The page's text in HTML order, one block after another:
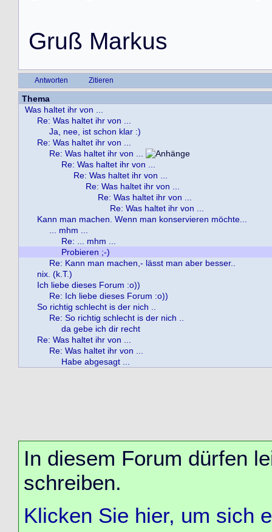
Gruß Markus
Antworten Zitieren
Thema
Was haltet ihr von ...
Re: Was haltet ihr von ...
Ja, nee, ist schon klar :)
Re: Was haltet ihr von ...
Re: Was haltet ihr von ...
Re: Was haltet ihr von ...
Re: Was haltet ihr von ...
Re: Was haltet ihr von ...
Re: Was haltet ihr von ...
Re: Was haltet ihr von ...
Kann man machen. Wenn man konservieren möchte...
... mhm ...
Re: ... mhm ...
Probieren ;-)
Re: Kann man machen,- lässt man aber besser..
nix. (k.T.)
Ich liebe dieses Forum :o))
Re: Ich liebe dieses Forum :o))
So richtig schlecht is der nich ..
Re: So richtig schlecht is der nich ..
da gebe ich dir recht
Re: Was haltet ihr von ...
Re: Was haltet ihr von ...
Habe abgesagt ...
In diesem Forum dürfen
schreiben.
Klicken Sie hier, um sich